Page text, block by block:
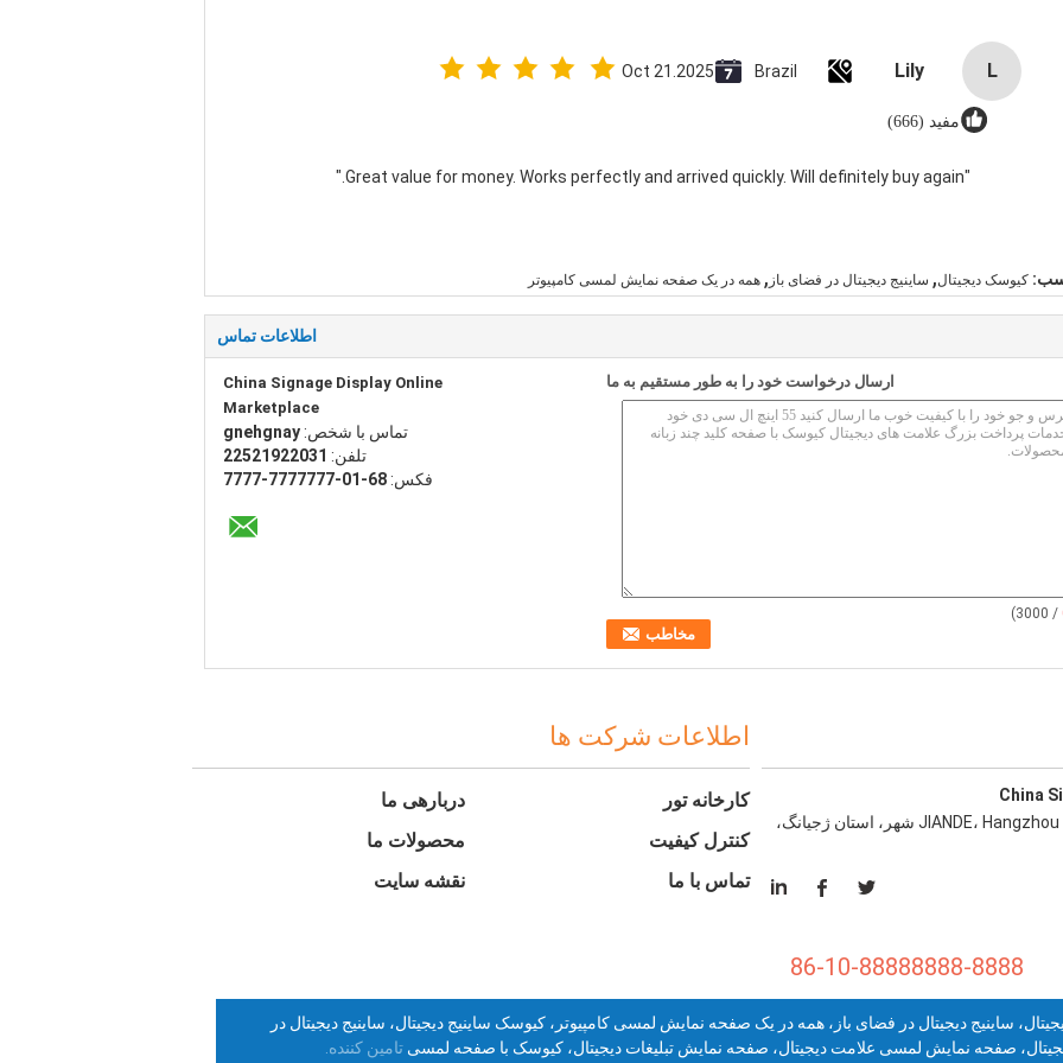
L
Lily
Brazil
Oct 21.2025
مفید (666)
"Great value for money. Works perfectly and arrived quickly. Will definitely buy again."
کیوسک دیجیتال, ساینیج دیجیتال در فضای باز , همه در یک صفحه نمایش لمسی کامپیوتر
اطلاعات تماس
China Signage Display Online
Marketplace
تماس با شخص: yangheng
تلفن: 13022912522
فکس: 86-10-7777777-7777
ارسال درخواست خود را به طور مستقیم به ما
/ 3000)
اطلاعات شرکت ها
دربارهی ما
محصولات ما
نقشه سایت
کارخانه تور
کنترل کیفیت
تماس با ما
China
شرق شهر پارک صنعتی، Qiantan شهر، JIANDE، Hangzhou شهر، استان ژجیانگ،
86-10-88888888-8888
ساینیج دیجیتال در فضای باز، همه در یک صفحه نمایش لمسی کامپیوتر، کیوسک ساینیج دیجیتال، ساینیج دیجیتال در
صفحه نمایش لمسی علامت دیجیتال، صفحه نمایش تبلیغات دیجیتال، کیوسک با صفحه لمسی تامین کننده.